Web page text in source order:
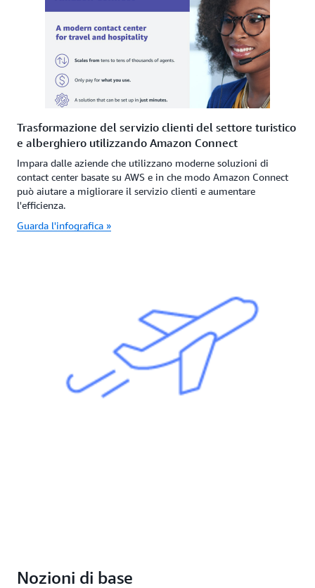
Trasformazione del servizio clienti del settore turistico
e alberghiero utilizzando Amazon Connect
Impara dalle aziende che utilizzano moderne soluzioni di
contact center basate su AWS e in che modo Amazon Connect
può aiutare a migliorare il servizio clienti e aumentare
l'efficienza.
Guarda l'infografica »
Nozioni di base